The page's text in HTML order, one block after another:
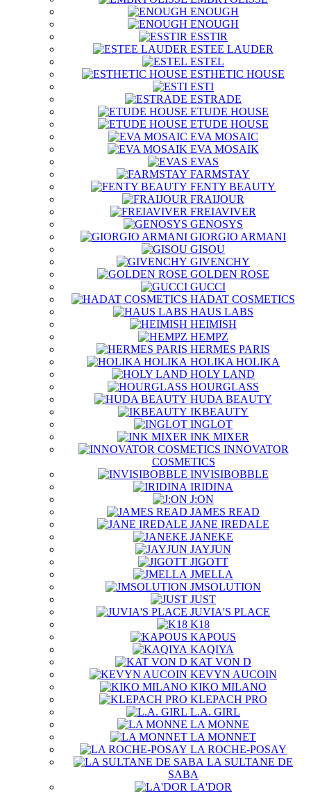
ENOUGH
ENOUGH
ESSTIR
ESTEE LAUDER
ESTEL
ESTHETIC HOUSE
ESTI
ESTRADE
ETUDE HOUSE
ETUDE HOUSE
EVA MOSAIC
EVA MOSAIK
EVAS
FARMSTAY
FENTY BEAUTY
FRAIJOUR
FREIAVIVER
GENOSYS
GIORGIO ARMANI
GISOU
GIVENCHY
GOLDEN ROSE
GUCCI
HADAT COSMETICS
HAUS LABS
HEIMISH
HEMPZ
HERMES PARIS
HOLIKA HOLIKA
HOLY LAND
HOURGLASS
HUDA BEAUTY
IKBEAUTY
INGLOT
INK MIXER
INNOVATOR
COSMETICS
INVISIBOBBLE
IRIDINA
J:ON
JAMES READ
JANE IREDALE
JANEKE
JAYJUN
JIGOTT
JMELLA
JMSOLUTION
JUST
JUVIA'S PLACE
K18
KAPOUS
KAQIYA
KAT VON D
KEVYN AUCOIN
KIKO MILANO
KLEPACH PRO
L.A. GIRL
LA MONNE
LA MONNET
LA ROCHE-POSAY
LA SULTANE DE
SABA
LA'DOR